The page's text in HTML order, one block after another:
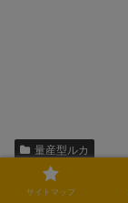
量産型ルカ
サイトマップ